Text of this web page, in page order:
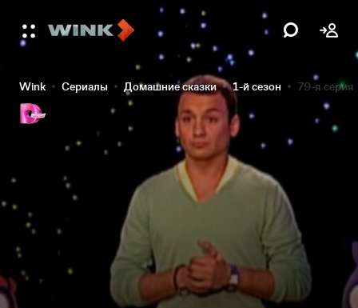
Wink Сериалы Домашние сказки 1-й сезон 79-я серия